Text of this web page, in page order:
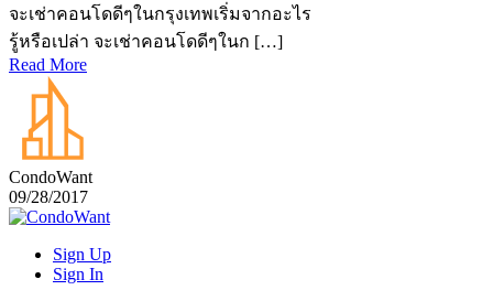
จะเช่าคอนโดดีๆในกรุงเทพเริ่มจากอะไร
รู้หรือเปล่า จะเช่าคอนโดดีๆในก […]
Read More
CondoWant
09/28/2017
Sign Up
Sign In